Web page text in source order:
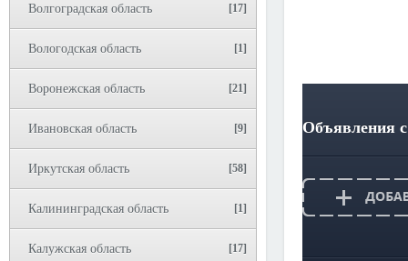
Волгоградская область [17]
Вологодская область [1]
Воронежская область [21]
Ивановская область [9]
Иркутская область [58]
Калининградская область [1]
Калужская область [17]
Объявления